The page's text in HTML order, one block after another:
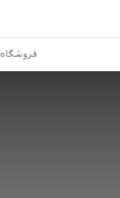
فروشگاه